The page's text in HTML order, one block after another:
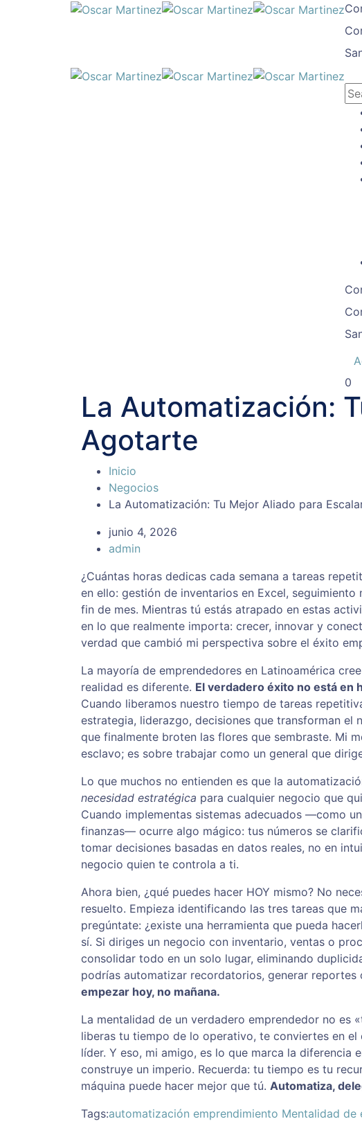
0
La Automatización:
Agotarte
Inicio
Negocios
La Automatización: Tu Mejor Aliado para
junio 4, 2026
admin
¿Cuántas horas dedicas cada semana a tareas
en ello: gestión de inventarios en Excel,
fin de mes. Mientras tú estás atrapado en estas
en lo que realmente importa: crecer, innovar y
verdad que cambió mi perspectiva sobre el éxito
La mayoría de emprendedores en Latinoamérica
realidad es diferente. El verdadero éxito no está en
Cuando liberamos nuestro tiempo de tareas
estrategia, liderazgo, decisiones que transforman el
que finalmente broten las flores que sembraste. Mi
esclavo; es sobre trabajar como un general que
Lo que muchos no entienden es que la
necesidad estratégica para cualquier negocio que
Cuando implementas sistemas adecuados —como
finanzas— ocurre algo mágico: tus números se
tomar decisiones basadas en datos reales, no en
negocio quien te controla a ti.
Ahora bien, ¿qué puedes hacer HOY mismo? No
resuelto. Empieza identificando las tres tareas que
pregúntate: ¿existe una herramienta que pueda
sí. Si diriges un negocio con inventario, ventas o
consolidar todo en un solo lugar, eliminando
podrías automatizar recordatorios, generar
empezar hoy, no mañana.
La mentalidad de un verdadero emprendedor no es
liberas tu tiempo de lo operativo, te conviertes en
líder. Y eso, mi amigo, es lo que marca la diferencia
construye un imperio. Recuerda: tu tiempo es tu
máquina puede hacer mejor que tú. Automatiza,
Tags:automatización emprendimiento Mentalidad de